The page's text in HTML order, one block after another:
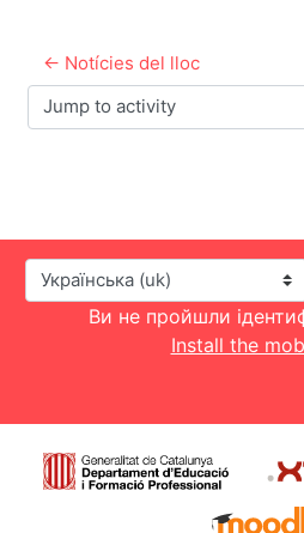
← Notícies del lloc
Jump to activity
Мова інтерфейсу
Ви не пройшли
Install the